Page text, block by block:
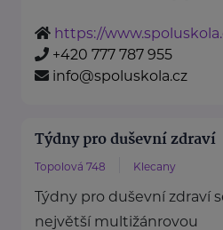
https://
+420 777 787 955
info@spoluskola.cz
Týdny pro duševní zdraví
Topolová 748 Klecany
Týdny pro duševní zdraví
největší multižánrovou